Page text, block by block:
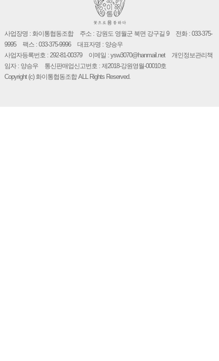
사업장명 : 화이통협동조합 주소 : 강원도 영월군 북면 강구길 9
전화 : 033-375-
9995
팩스 : 033-375-9996
대표자명 : 양승우
사업자등록번호 : 292-81-00379
이메일 : ysw3070@hanmail.net
개인정보관리책
임자 : 양승우
통신판매업신고번호 : 제2018-강원영월-00010호
Copyright (c) 화이통협동조합 ALL Rights Reserved.